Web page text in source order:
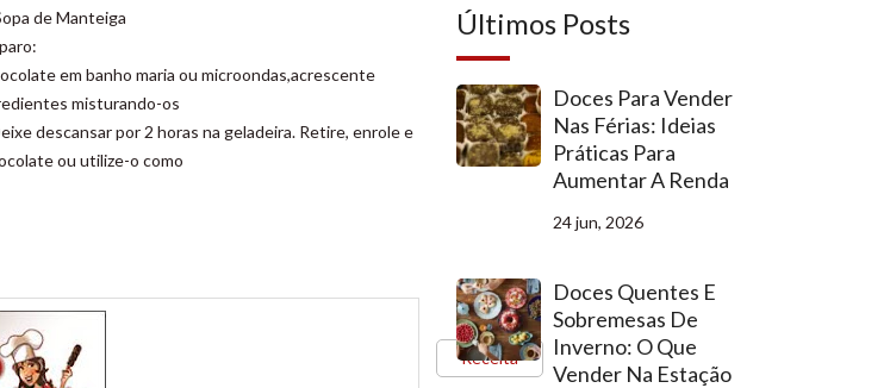
de Manteiga
em banho maria ou microondas,acrescente
misturando-os
descansar por 2 horas na geladeira. Retire, enrole e
ou utilize-o como
Receita
Últimos Posts
Doces Para Vender
Nas Férias: Ideias
Práticas Para
Aumentar A Renda
24 jun, 2026
Doces Quentes E
Sobremesas De
Inverno: O Que
Vender Na Estação